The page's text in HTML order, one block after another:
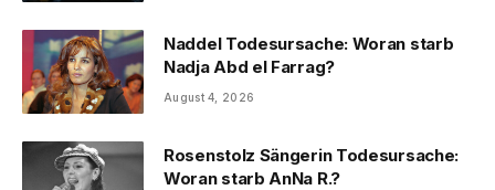
Naddel Todesursache: Woran starb
Nadja Abd el Farrag?
August 4, 2026
Rosenstolz Sängerin Todesursache:
Woran starb AnNa R.?